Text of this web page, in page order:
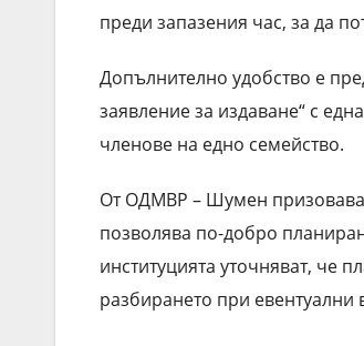
преди запазения час, за да
Допълнително удобство е
заявление за издаване“ с
членове на едно семейство.
От ОДМВР – Шумен призовават
позволява по-добро
институцията уточняват, че
разбирането при